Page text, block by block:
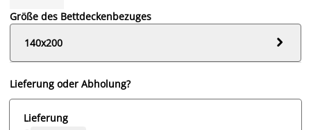
Größe des Bettdeckenbezuges
140x200

Lieferung oder Abholung?
Lieferung